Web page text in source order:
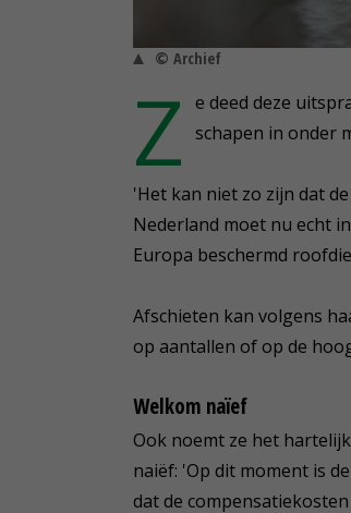
© Archief
Z e deed deze
schapen in onder
'Het kan niet zo zijn dat
Nederland moet nu echt
Europa beschermd
Afschieten kan volgens
op aantallen of op de
Welkom naïef
Ook noemt ze het
naiëf: 'Op dit moment is
dat de